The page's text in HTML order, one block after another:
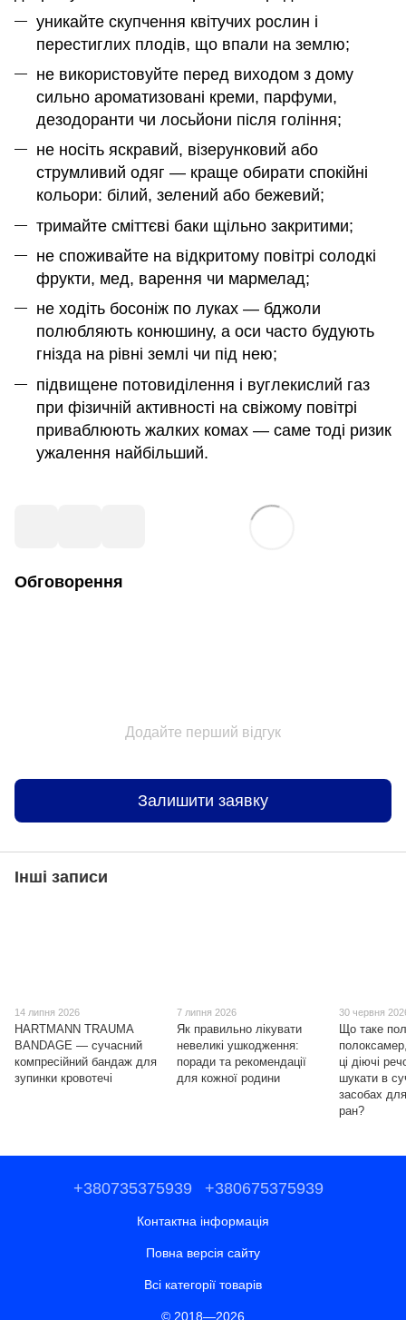
уникайте скупчення квітучих рослин і
перестиглих плодів, що впали на землю;
не використовуйте перед виходом з дому
сильно ароматизовані креми, парфуми,
дезодоранти чи лосьйони після гоління;
не носіть яскравий, візерунковий або
струмливий одяг — краще обирати спокійні
кольори: білий, зелений або бежевий;
тримайте сміттєві баки щільно закритими;
не споживайте на відкритому повітрі солодкі
фрукти, мед, варення чи мармелад;
не ходіть босоніж по луках — бджоли
полюбляють конюшину, а оси часто будують
гнізда на рівні землі чи під нею;
підвищене потовиділення і вуглекислий газ
при фізичній активності на свіжому повітрі
приваблюють жалких комах — саме тоді ризик
ужалення найбільший.
Обговорення
Додайте перший відгук
Залишити заявку
Інші записи
14 липня 2026
HARTMANN TRAUMA
BANDAGE — сучасний
компресійний бандаж для
зупинки кровотечі
7 липня 2026
Як правильно лікувати
невеликі ушкодження:
поради та рекомендації
для кожної родини
30 червня
Що таке
ці діючі
шукати в
засобах
ран?
+380735375939 +380675375939
Контактна інформація
Повна версія сайту
Всі категорії товарів
© 2018—2026